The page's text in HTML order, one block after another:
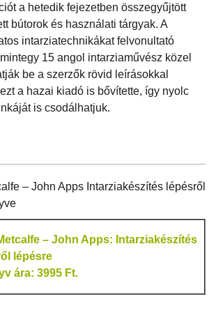
a hetedik fejezetben összegyűjtött
bútorok és használati tárgyak. A
intarziatechnikákat felvonultató
15 angol intarziaművész közel
be a szerzők rövid leírásokkal
a hazai kiadó is bővítette, így nyolc
is csodálhatjuk.
– John Apps Intarziakészítés lépésről
– John Apps: Intarziakészítés
lépésre
ára: 3995 Ft.